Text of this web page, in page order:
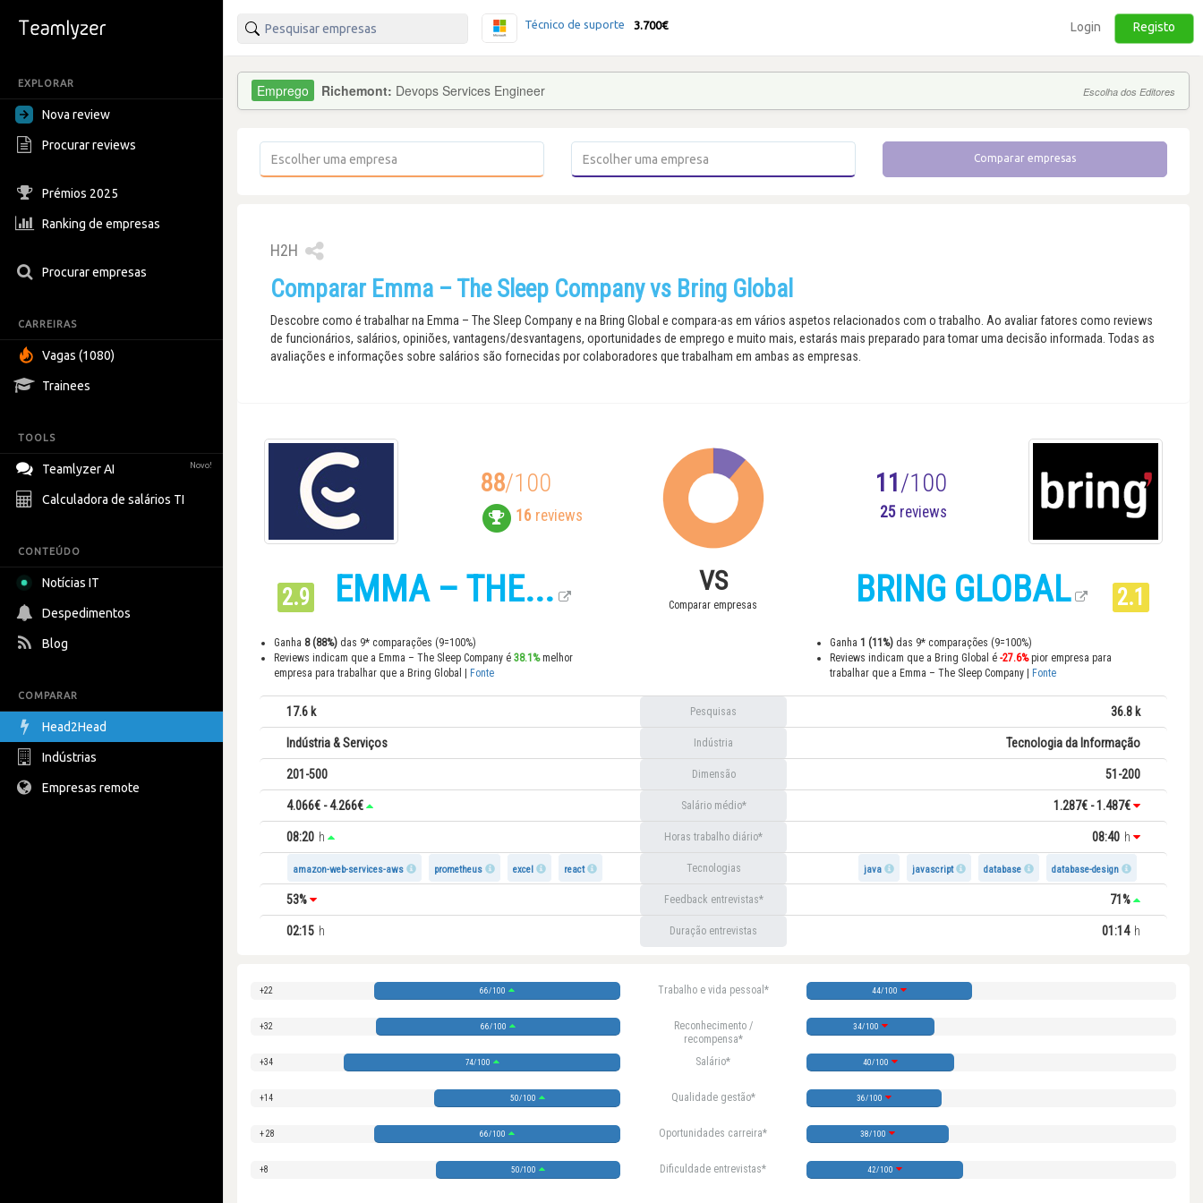
EXPLORAR
Nova review
Procurar reviews
Prémios 2025
Ranking de empresas
Procurar empresas
CARREIRAS
Vagas (1080)
Trainees
TOOLS
Teamlyzer AI Novo!
Calculadora de salários TI
CONTEÚDO
Notícias IT
Despedimentos
Blog
COMPARAR
Head2Head
Indústrias
Empresas remote
Técnico de suporte 3.700€ Login Registo
Richemont: Devops Services Engineer Escolha dos Editores
Comparar empresas
H2H
Comparar Emma – The Sleep Company vs Bring Global
Descobre como é trabalhar na Emma – The Sleep Company e na Bring Global e compara-as em vários aspetos relacionados com o trabalho. Ao avaliar fatores como reviews
de funcionários, salários, opiniões, vantagens/desvantagens, oportunidades de emprego e muito mais, estarás mais preparado para tomar uma decisão informada. Todas as
avaliações e informações sobre salários são fornecidas por colaboradores que trabalham em ambas as empresas.
88/100
16 reviews
2.9 EMMA – THE...
Ganha 8 (88%) das 9* comparações (9=100%)
Reviews indicam que a Emma – The Sleep Company é 38.1%melhor
empresa para trabalhar que a Bring Global |
Fonte
VS
Comparar empresas
11/100
25reviews
2.1
BRING GLOBAL
Ganha 1 (11%)das 9* comparações (9=100%)
Reviews indicam que a Bring Global é -27.6%pior empresa para
trabalhar que a Emma – The Sleep Company |
Fonte
17.6 k Pesquisas 36.8 k
Indústria & Serviços Indústria Tecnologia da Informação
201-500 Dimensão 51-200
4.066€ - 4.266€ Salário médio 1.287€ - 1.487€
08:20 h Horas trabalho diário 08:40 h
amazon-web-services-aws prometheus excel react Tecnologias java javascript database database-design
53% Feedback entrevistas 71%
02:15 h Duração entrevistas 01:14 h
66/100
22 Trabalho e vida pessoal 44/100
66/100
32
Reconhecimento /
recompensa
34/100
74/100
34 Salário 40/100
50/100
14 Qualidade gestão 36/100
66/100
28 Oportunidades carreira 38/100
50/100
8 Dificuldade entrevistas 42/100